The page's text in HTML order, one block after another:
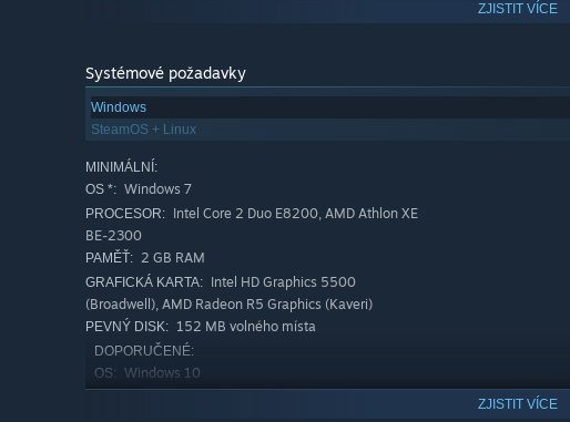
ZJISTIT VÍCE
Systémové požadavky
Windows
SteamOS + Linux
MINIMÁLNÍ:
OS *: Windows 7
PROCESOR: Intel Core 2 Duo E8200, AMD Athlon XE
BE-2300
PAMĚŤ: 2 GB RAM
GRAFICKÁ KARTA: Intel HD Graphics 5500
(Broadwell), AMD Radeon R5 Graphics (Kaveri)
PEVNÝ DISK: 152 MB volného místa
DOPORUČENÉ:
OS: Windows 10
ZJISTIT VÍCE